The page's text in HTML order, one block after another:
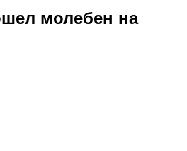
молебен на